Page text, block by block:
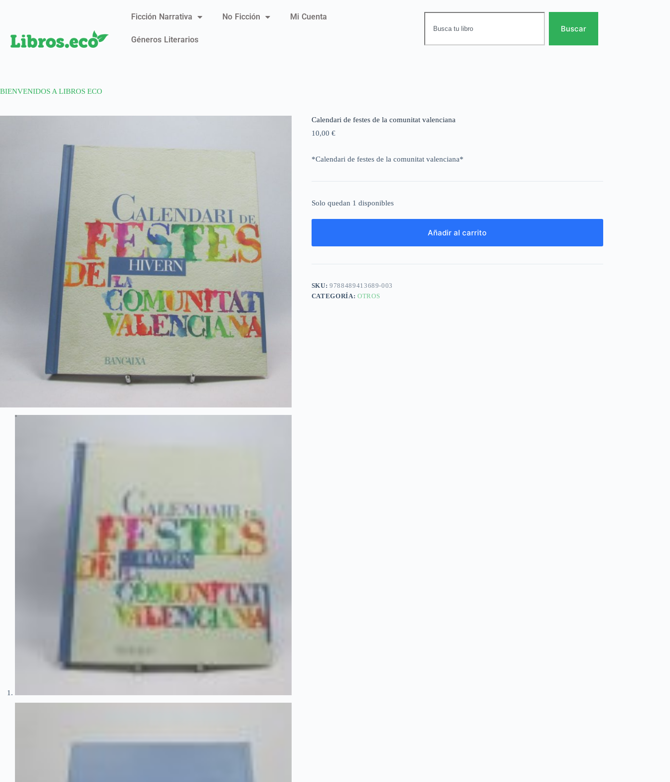
Ficción Narrativa No Ficción Mi Cuenta
Géneros Literarios
Buscar
BIENVENIDOS A LIBROS ECO
Calendari de festes de la comunitat valenciana
10,00 €
*Calendari de festes de la comunitat valenciana*
Solo quedan 1 disponibles
Añadir al carrito
SKU:9788489413689-003
CATEGORÍA: OTROS